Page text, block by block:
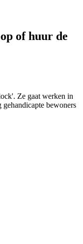
of huur de
Ze gaat werken in
gehandicapte bewoners